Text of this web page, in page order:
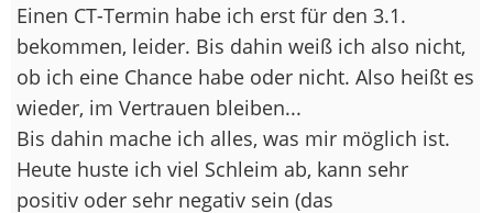
Einen CT-Termin habe ich erst für den 3.1.
bekommen, leider. Bis dahin weiß ich also nicht,
ob ich eine Chance habe oder nicht. Also heißt es
wieder, im Vertrauen bleiben...
Bis dahin mache ich alles, was mir möglich ist.
Heute huste ich viel Schleim ab, kann sehr
positiv oder sehr negativ sein (das